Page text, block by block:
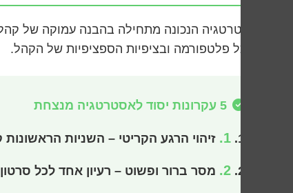
האסטרטגיה הנכונה מתחילה בהבנה עמוקה של
של כל פלטפורמה ובציפיות הספציפיות של הקהל.
5 עקרונות יסוד לאסטרטגיה מנצחת
1. זיהוי הרגע הקריטי – השניות
2. מסר ברור ופשוט – רעיון אחד לכל סרטון